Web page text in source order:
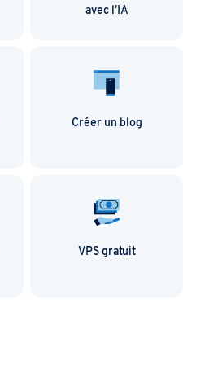
avec l'IA
Créer un blog
VPS gratuit